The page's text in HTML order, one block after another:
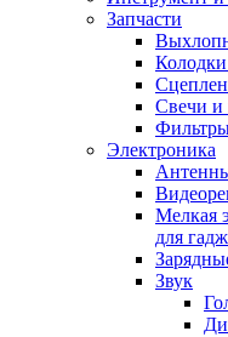
Запчасти
Свечи и
Электроника
Мелкая
для
Звук